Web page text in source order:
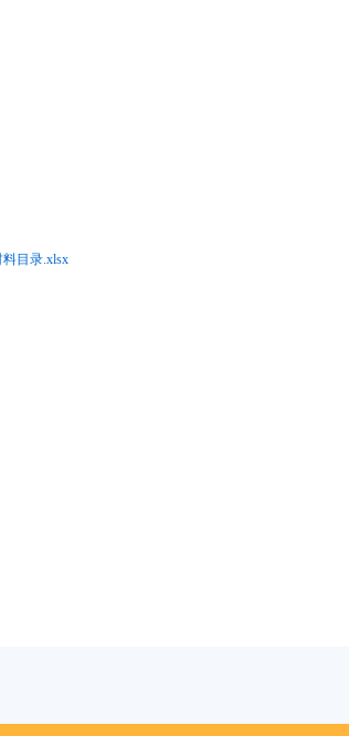
目录.xlsx